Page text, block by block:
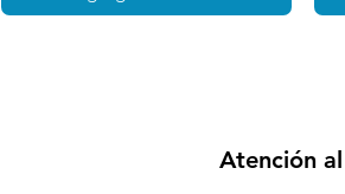
Atención